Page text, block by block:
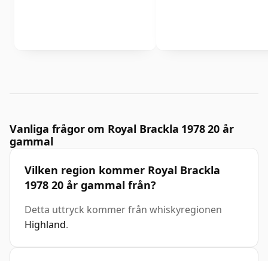
Vanliga frågor om Royal Brackla 1978 20 år
gammal
Vilken region kommer Royal Brackla
1978 20 år gammal från?
Detta uttryck kommer från whiskyregionen
Highland.